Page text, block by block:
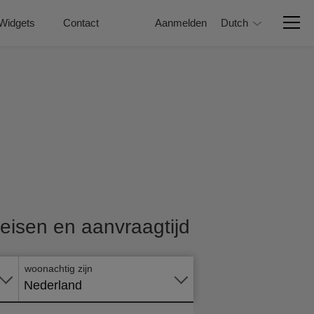
Contact Aanmelden Dutch
en aanvraagtijd
woonachtig zijn
Nederland
online